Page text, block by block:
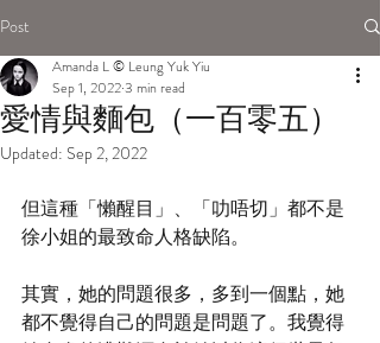
Post
愛情與麵包（一百零五）
Amanda L © Leung Yuk Yiu
Sep 1, 20223 min read
Updated: Sep 2, 2022
但這種「懶醒目」、「叻唔切」都不是
徐小姐的最致命人格缺陷。
其實，她的問題很多，多到一個點，她
都不覺得自己的問題是問題了。我覺得